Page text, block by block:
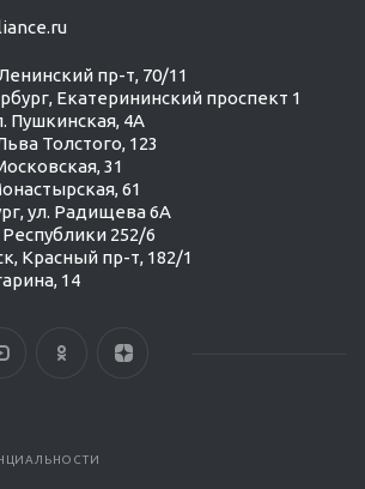
пр-т, 70/11
Екатерининский проспект 1
Пушкинская, 4А
Толстого, 123
31
61
ул. Радищева 6А
252/6
Красный пр-т, 182/1
14